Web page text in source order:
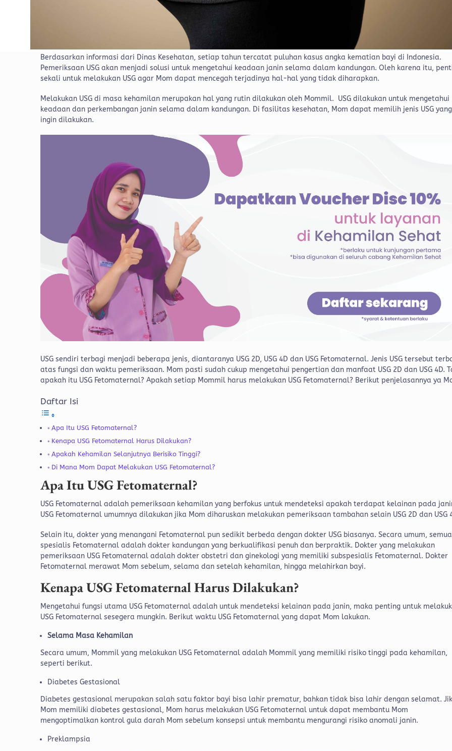
Berdasarkan informasi dari Dinas Kesehatan, setiap tahun tercatat puluhan kasus angka kematian bayi di Indonesia.
Pemeriksaan USG akan menjadi solusi untuk mengetahui keadaan janin selama dalam kandungan. Oleh karena itu,
sekali untuk melakukan USG agar Mom dapat mencegah terjadinya hal-hal yang tidak diharapkan.
Melakukan USG di masa kehamilan merupakan hal yang rutin dilakukan oleh Mommil. USG dilakukan untuk mengetahui
keadaan dan perkembangan janin selama dalam kandungan. Di fasilitas kesehatan, Mom dapat memilih jenis USG yang
ingin dilakukan.
USG sendiri terbagi menjadi beberapa jenis, diantaranya USG 2D, USG 4D dan USG Fetomaternal. Jenis USG tersebut
atas fungsi dan waktu pemeriksaan. Mom pasti sudah cukup mengetahui pengertian dan manfaat USG 2D dan USG 4D.
apakah itu USG Fetomaternal? Apakah setiap Mommil harus melakukan USG Fetomaternal? Berikut penjelasannya ya
Daftar Isi
Apa Itu USG Fetomaternal?
Kenapa USG Fetomaternal Harus Dilakukan?
Apakah Kehamilan Selanjutnya Berisiko Tinggi?
Di Mana Mom Dapat Melakukan USG Fetomaternal?
Apa Itu USG Fetomaternal?
USG Fetomaternal adalah pemeriksaan kehamilan yang berfokus untuk mendeteksi apakah terdapat kelainan pada
USG Fetomaternal umumnya dilakukan jika Mom diharuskan melakukan pemeriksaan tambahan selain USG 2D dan USG
Selain itu, dokter yang menangani Fetomaternal pun sedikit berbeda dengan dokter USG biasanya. Secara umum, semua
spesialis Fetomaternal adalah dokter kandungan yang berkualifikasi penuh dan berpraktik. Dokter yang melakukan
pemeriksaan USG Fetomaternal adalah dokter obstetri dan ginekologi yang memiliki subspesialis Fetomaternal. Dokter
Fetomaternal merawat Mom sebelum, selama dan setelah kehamilan, hingga melahirkan bayi.
Kenapa USG Fetomaternal Harus Dilakukan?
Mengetahui fungsi utama USG Fetomaternal adalah untuk mendeteksi kelainan pada janin, maka penting untuk
USG Fetomaternal sesegera mungkin. Berikut waktu USG Fetomaternal yang dapat Mom lakukan.
Selama Masa Kehamilan
Secara umum, Mommil yang melakukan USG Fetomaternal adalah Mommil yang memiliki risiko tinggi pada kehamilan,
seperti berikut.
Diabetes Gestasional
Diabetes gestasional merupakan salah satu faktor bayi bisa lahir prematur, bahkan tidak bisa lahir dengan selamat.
Mom memiliki diabetes gestasional, Mom harus melakukan USG Fetomaternal untuk dapat membantu Mom
mengoptimalkan kontrol gula darah Mom sebelum konsepsi untuk membantu mengurangi risiko anomali janin.
Preklampsia